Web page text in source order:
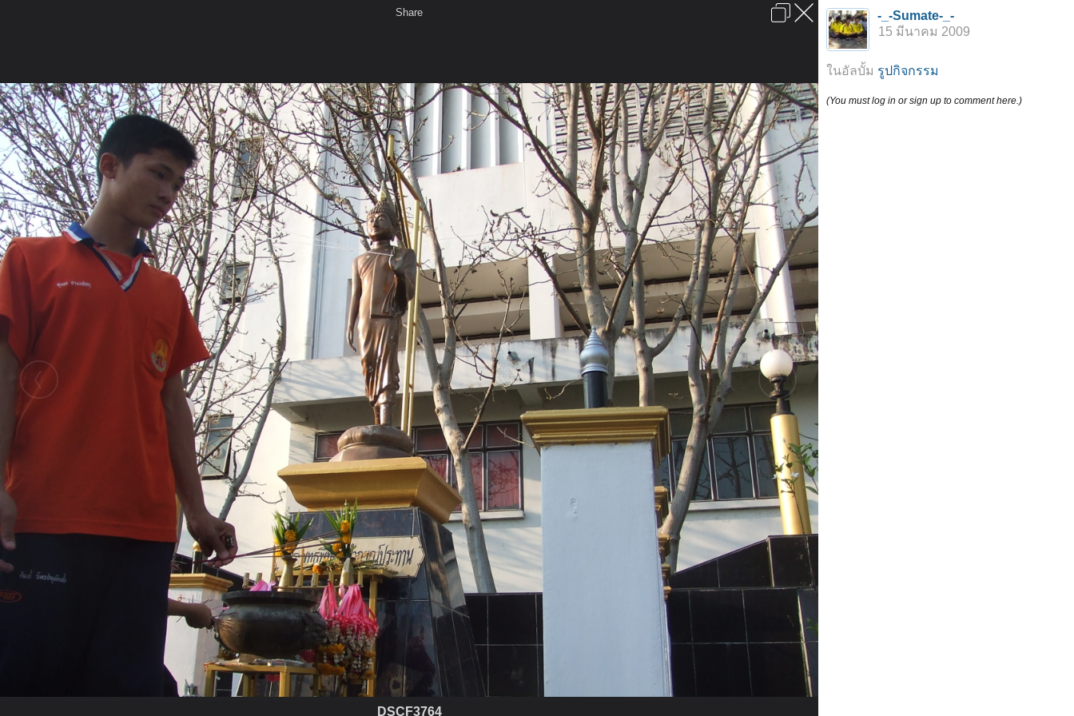
เข้าสู่ระบบหรือลงทะเบียน
หน้าแรก รูปภาพ General -_-Sumate-_- รูปกิจกรรม
DSCF3764
หน้าแรก เว็บบอร์ด มีอะไรใหม่ วิดีโอ รูปภาพ
หมวดหมู่ มีอะไรใหม่ คอลเล็คชั่น สถานที่ กล้อง แท็ก
เสียงธรรม สมาชิก ห้องสนทนา
ลงโฆษณา ติดต่อเรา ช่วยเหลือ หน้าหลัก
Share
DSCF3764
-_-Sumate-_-
15 มีนาคม 2009
ในอัลบั้ม รูปกิจกรรม
(You must log in or sign up to comment here.)